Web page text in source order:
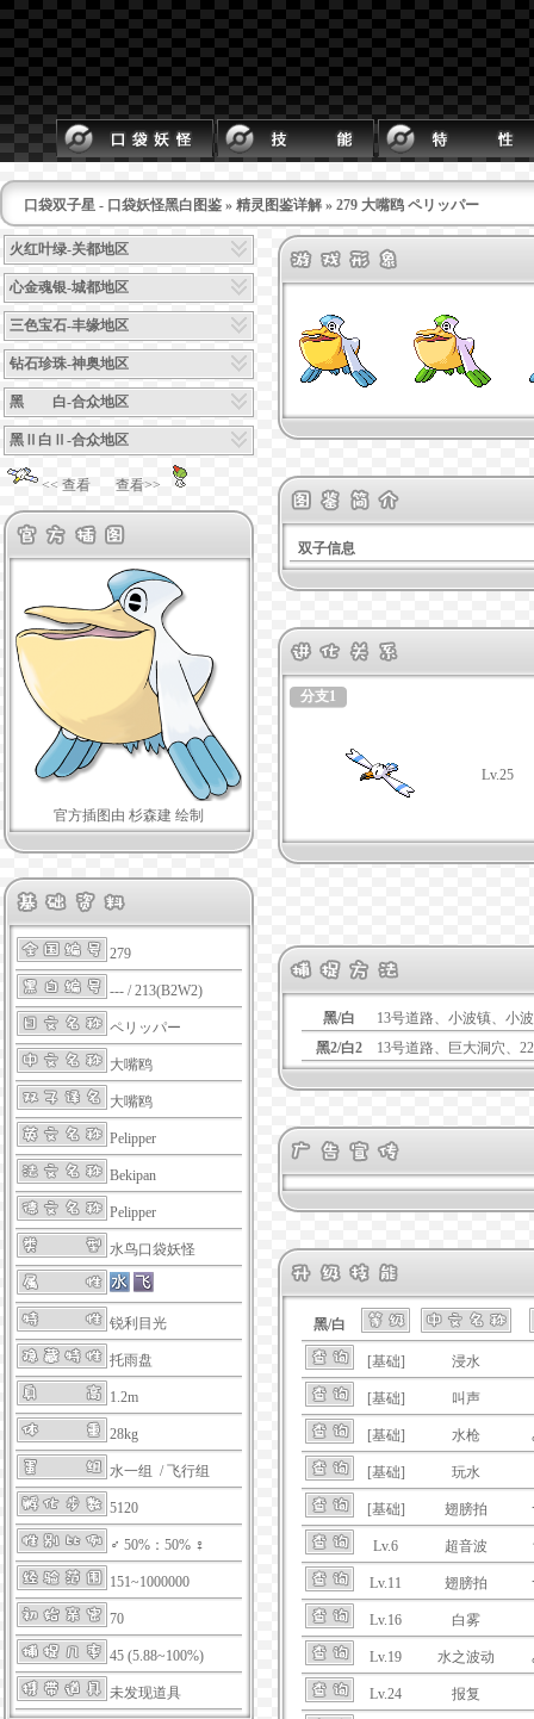
口袋双子星 - 口袋妖怪黑白图鉴 » 精灵图鉴详解 » 279 大嘴鸥 ペリッパー
火红叶绿-关都地区
心金魂银-城都地区
三色宝石-丰缘地区
钻石珍珠-神奥地区
黑 白-合众地区
黑Ⅱ白Ⅱ-合众地区
<< 查看 查看>>
官方插图由 杉森建 绘制
279
--- / 213(B2W2)
ペリッパー
大嘴鸥
大嘴鸥
Pelipper
Bekipan
Pelipper
水鸟口袋妖怪
锐利目光
托雨盘
1.2m
28kg
水一组 / 飞行组
5120
♂ 50%：50% ♀
151~1000000
70
45 (5.88~100%)
未发现道具
双子信息
分支1
Lv.25
黑/白
13号道路、小波镇、小
黑2/白2
13号道路、巨大洞穴、
黑/白
[基础] 浸水
[基础] 叫声
[基础] 水枪
[基础] 玩水
[基础] 翅膀拍
Lv.6 超音波
Lv.11 翅膀拍
Lv.16 白雾
Lv.19 水之波动
Lv.24 报复